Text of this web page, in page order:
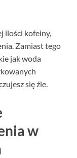
ilości kofeiny,
Zamiast tego
jak woda
się źle.
w